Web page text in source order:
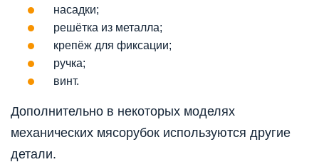
насадки;
решётка из металла;
крепёж для фиксации;
ручка;
винт.
Дополнительно в некоторых моделях
механических мясорубок используются другие
детали.